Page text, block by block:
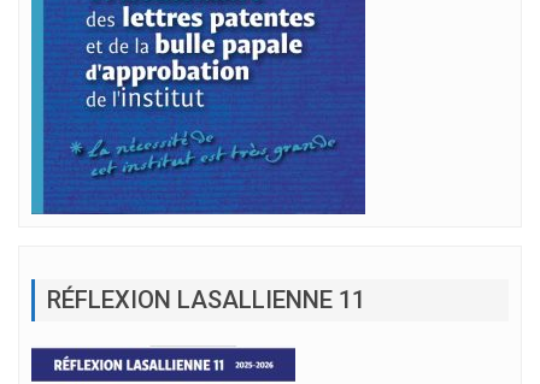
RÉFLEXION LASALLIENNE 11